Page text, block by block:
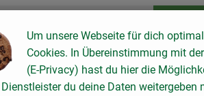
Rezepte
passenden Rezepte
Um unsere Webseite für dich
Cookies. In Übereinstimmung mit
(E-Privacy) hast du hier die
du deine Daten weitergeben